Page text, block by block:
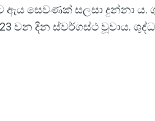
ඇය සෙවණක් සලසා දුන්නා ය.
වන දින ස්වර්ගස්ථ වූවාය.